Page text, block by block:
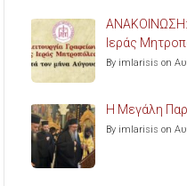
ΑΝΑΚΟΙΝΩΣΗ:
Ιεράς
By imlarisis on
Η Μεγάλη
By imlarisis on